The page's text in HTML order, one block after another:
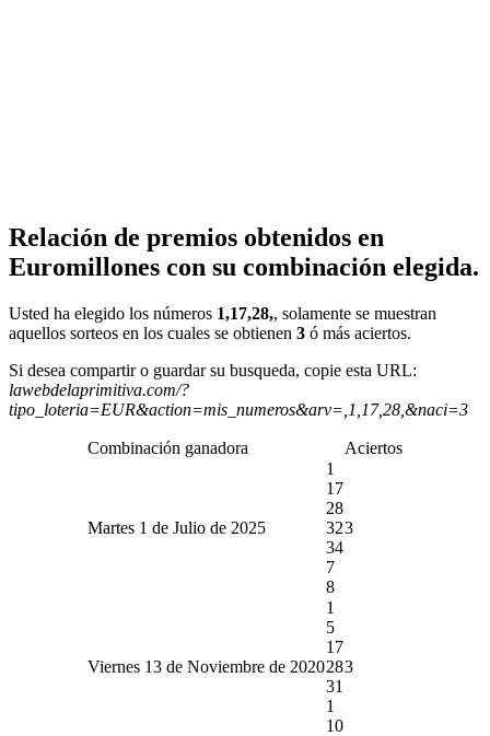
Relación de premios obtenidos en
Euromillones con su combinación elegida.
Usted ha elegido los números 1,17,28,, solamente se muestran
aquellos sorteos en los cuales se obtienen 3 ó más aciertos.
Si desea compartir o guardar su busqueda, copie esta URL:
lawebdelaprimitiva.com/?
tipo_loteria=EUR&action=mis_numeros&arv=,1,17,28,&naci=3
Combinación ganadora Aciertos
Martes 1 de Julio de 2025
1
17
28
32
34
7
8
3
Viernes 13 de Noviembre de 2020
1
5
17
28
31
1
10
3